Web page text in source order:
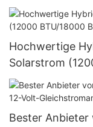
Solar-
Hochwertige
Solarstrom
Hersteller
Bester